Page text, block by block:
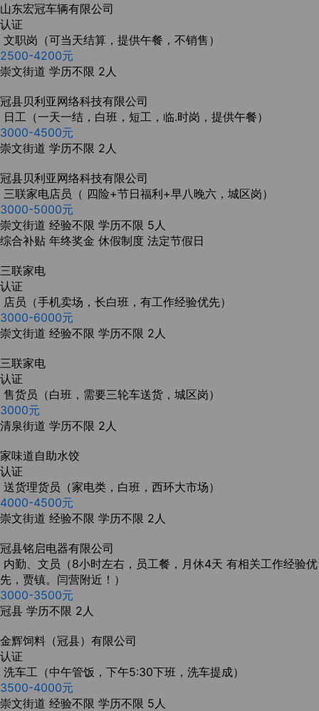
山东宏冠车辆有限公司
认证
文职岗（可当天结算，提供午餐，不销售）
2500-4200元
崇文街道 学历不限 2人
冠县贝利亚网络科技有限公司
日工（一天一结，白班，短工，临.时岗，提供午餐）
3000-4500元
崇文街道 学历不限 2人
冠县贝利亚网络科技有限公司
三联家电店员（ 四险+节日福利+早八晚六，城区岗）
3000-5000元
崇文街道 经验不限 学历不限 5人
综合补贴 年终奖金 休假制度 法定节假日
三联家电
认证
店员（手机卖场，长白班，有工作经验优先）
3000-6000元
崇文街道 经验不限 学历不限 2人
三联家电
认证
售货员（白班，需要三轮车送货，城区岗）
3000元
清泉街道 学历不限 2人
家味道自助水饺
认证
送货理货员（家电类，白班，西环大市场）
4000-4500元
崇文街道 经验不限 学历不限 2人
冠县铭启电器有限公司
内勤、文员（8小时左右，员工餐，月休4天 有相关工作经验优
先，贾镇。闫营附近！）
3000-3500元
冠县 学历不限 2人
金辉饲料（冠县）有限公司
认证
洗车工（中午管饭，下午5:30下班，洗车提成）
3500-4000元
崇文街道 经验不限 学历不限 5人